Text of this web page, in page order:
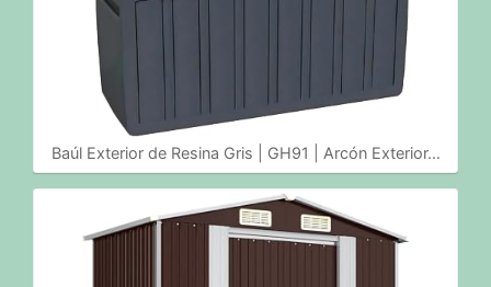
Baúl Exterior de Resina Gris | GH91 | Arcón Exterior…